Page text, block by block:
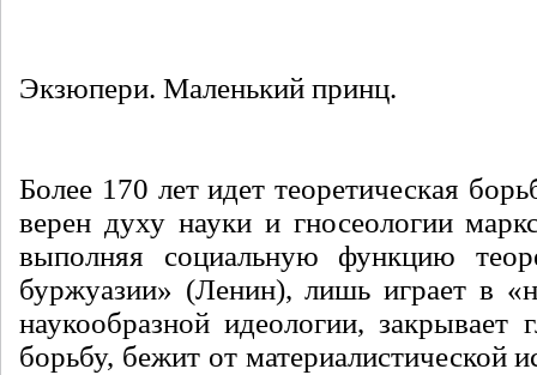
Экзюпери. Маленький принц.
Более 170 лет идет теоретическая
верен духу науки и гносеологии
выполняя социальную функцию
буржуазии» (Ленин), лишь играет в
наукообразной идеологии, закрывает
борьбу, бежит от материалистической